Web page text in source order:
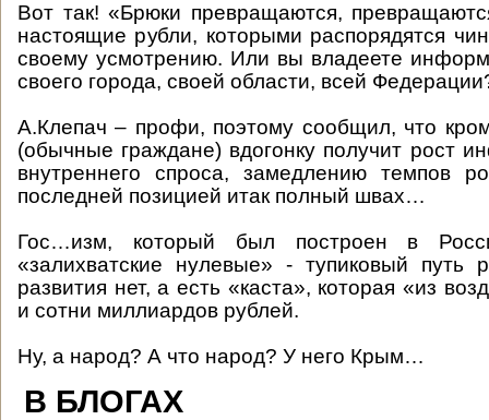
Вот так! «Брюки превращаются,
настоящие рубли, которыми распорядятся
своему усмотрению. Или вы владеете
своего города, своей области, всей
А.Клепач – профи, поэтому сообщил, что
(обычные граждане) вдогонку получит рост
внутреннего спроса, замедлению темпов
последней позицией итак полный швах…
Гос…изм, который был построен в
«залихватские нулевые» - тупиковый путь
развития нет, а есть «каста», которая «из
и сотни миллиардов рублей.
Ну, а народ? А что народ? У него Крым…
В БЛОГАХ